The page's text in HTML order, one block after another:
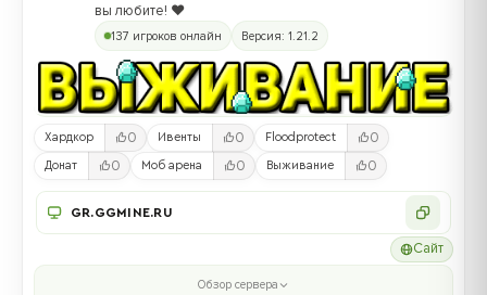
вы любите! ❤️
137 игроков онлайн Версия: 1.21.2
Хардкор 0 Ивенты 0 Floodprotect 0
Донат 0 Моб арена 0 Выживание 0
GR.GGMINE.RU
Сайт
Обзор сервера